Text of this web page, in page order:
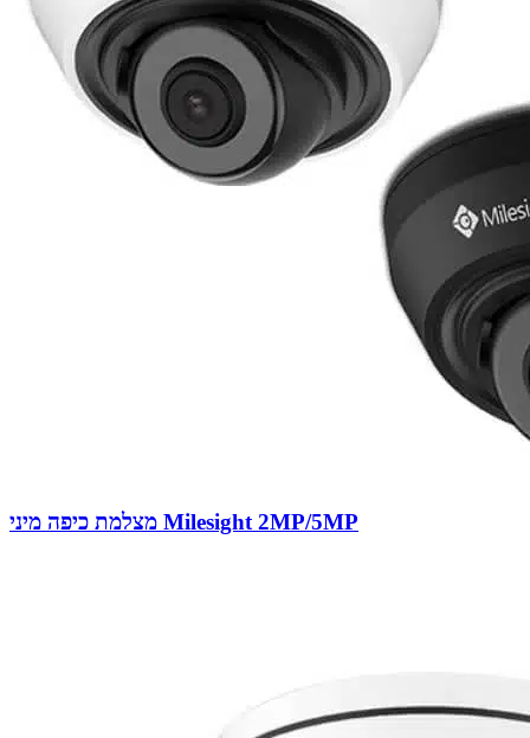
מצלמת כיפה מיני Milesight 2MP/5MP